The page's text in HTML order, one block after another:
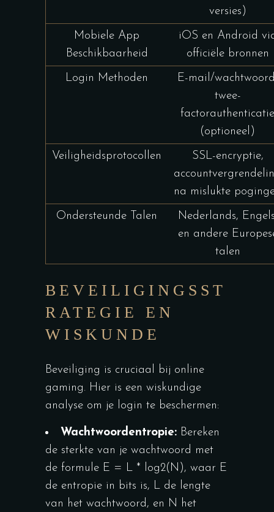
versies)
Mobiele App
Beschikbaarheid
iOS en Android
officiële bronnen
Login Methoden
E-mail/
twee-
factorauthenticatie
(optioneel)
Veiligheidsprotocollen
SSL-encryptie,
na mislukte
Ondersteunde Talen
Nederlands,
en andere
talen
BEVEILIGINGSST
RATEGIE EN
WISKUNDE
Beveiliging is cruciaal bij online
gaming. Hier is een wiskundige
analyse om je login te beschermen:
Wachtwoordentropie: Bereken
de sterkte van je wachtwoord met
de formule E = L * log2(N), waar E
de entropie in bits is, L de lengte
van het wachtwoord, en N het